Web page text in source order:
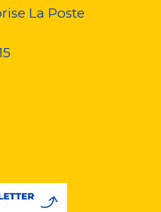
La Poste